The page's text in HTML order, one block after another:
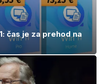
čas je za prehod na